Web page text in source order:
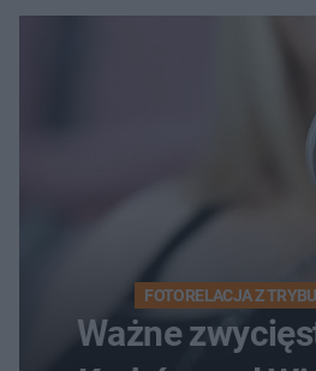
FOTORELACJA Z
Ważne